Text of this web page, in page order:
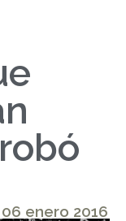
enero 2016